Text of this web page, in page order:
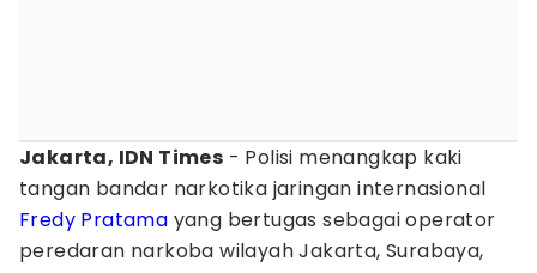
Jakarta, IDN Times - Polisi menangkap kaki
tangan bandar narkotika jaringan internasional
Fredy Pratama yang bertugas sebagai operator
peredaran narkoba wilayah Jakarta, Surabaya,